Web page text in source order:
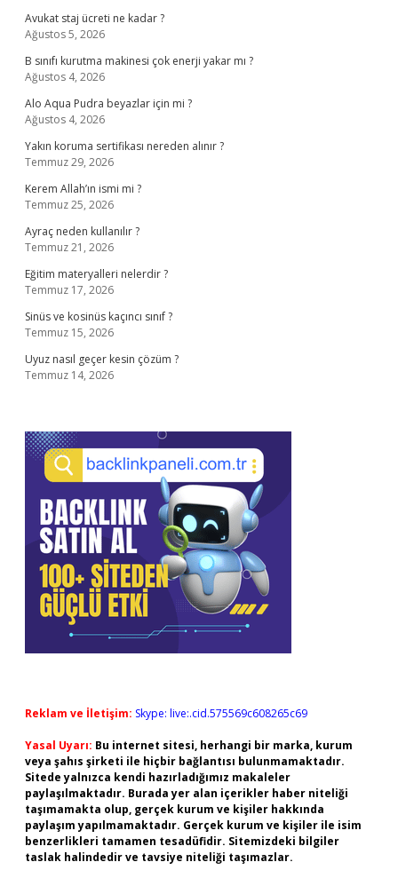
Avukat staj ücreti ne kadar ?
Ağustos 5, 2026
B sınıfı kurutma makinesi çok enerji yakar mı ?
Ağustos 4, 2026
Alo Aqua Pudra beyazlar için mi ?
Ağustos 4, 2026
Yakın koruma sertifikası nereden alınır ?
Temmuz 29, 2026
Kerem Allah’ın ismi mi ?
Temmuz 25, 2026
Ayraç neden kullanılır ?
Temmuz 21, 2026
Eğitim materyalleri nelerdir ?
Temmuz 17, 2026
Sinüs ve kosinüs kaçıncı sınıf ?
Temmuz 15, 2026
Uyuz nasıl geçer kesin çözüm ?
Temmuz 14, 2026
Reklam ve İletişim: Skype: live:.cid.575569c608265c69
Yasal Uyarı: Bu internet sitesi, herhangi bir marka, kurum
veya şahıs şirketi ile hiçbir bağlantısı bulunmamaktadır.
Sitede yalnızca kendi hazırladığımız makaleler
paylaşılmaktadır. Burada yer alan içerikler haber niteliği
taşımamakta olup, gerçek kurum ve kişiler hakkında
paylaşım yapılmamaktadır. Gerçek kurum ve kişiler ile isim
benzerlikleri tamamen tesadüfidir. Sitemizdeki bilgiler
taslak halindedir ve tavsiye niteliği taşımazlar.